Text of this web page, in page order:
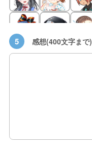
5 感想(400文字まで)